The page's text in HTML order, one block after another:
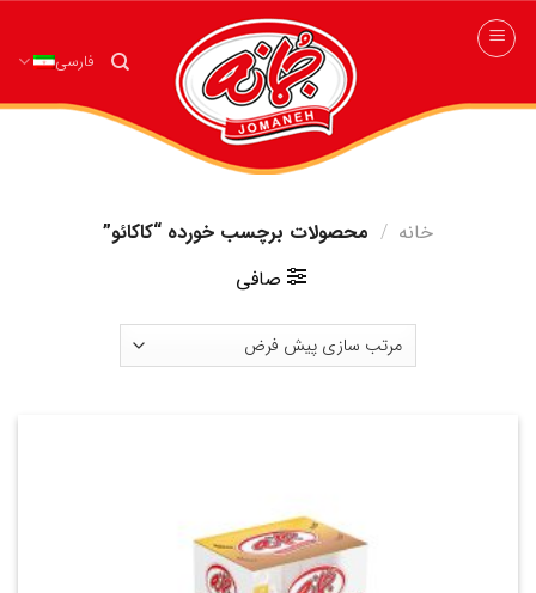
محتوا
فارسی
خانه / محصولات برچسب خورده “کاکائو”
صافی